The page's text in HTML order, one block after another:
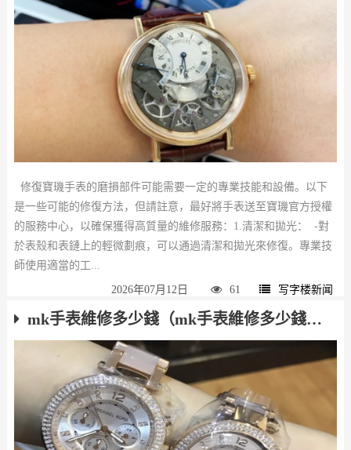
修復寶璣手表的磨損部件可能需要一定的專業技能和設備。以下
是一些可能的修復方法，但請註意，最好將手表送至寶璣官方授權
的服務中心，以確保獲得高質量的維修服務：1.清潔和拋光： -對
於表殼和表鏈上的輕微劃痕，可以通過清潔和拋光來修復。專業技
師使用適當的工...
2026年07月12日 61 写字楼新闻
mk手表維修多少錢（mk手表維修多少錢啊）